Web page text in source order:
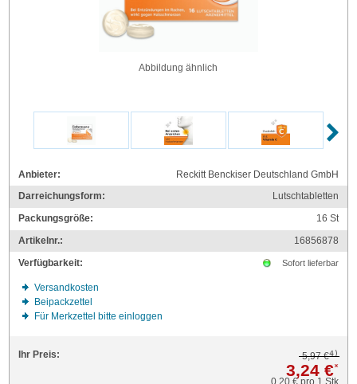
Abbildung ähnlich
Anbieter:
Reckitt Benckiser Deutschland GmbH
Darreichungsform:
Lutschtabletten
Packungsgröße:
16St
Artikelnr.:
16856878
Verfügbarkeit:
Sofort lieferbar
Versandkosten
Beipackzettel
Für Merkzettel bitte einloggen
Ihr Preis: 5,97 €4)
3,24 €*
0,20 €pro 1 Stk